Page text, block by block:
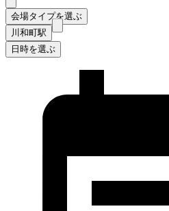
会場タイプを選ぶ
川和町駅
日時を選ぶ